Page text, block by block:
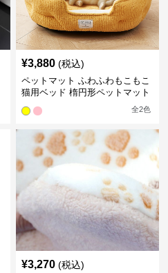
¥3,880 (税込)
ペットマット ふわふわもこもこ
猫用ベッド 楕円形ペットマット
全2色
¥3,270 (税込)